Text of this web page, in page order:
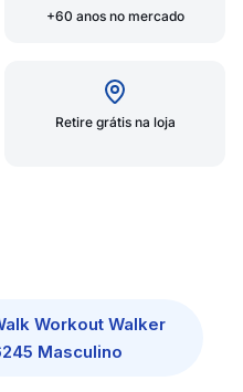
+60 anos no mercado
Retire grátis na loja
Workout Walker
Masculino